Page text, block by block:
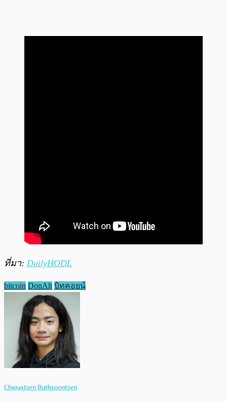
ที่มา: DailyHODL
bitcoin DonAlt บิทคอยน์
Chaiyatorn Buthsoontorn